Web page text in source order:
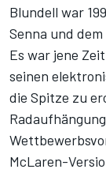
Blundell war
Senna und
Es war jene
seinen
die Spitze zu
McLaren-